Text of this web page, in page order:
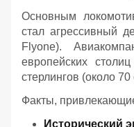
Основным
стал агрессивный
Flyone).
европейских
стерлингов (около
Факты,
Исторический